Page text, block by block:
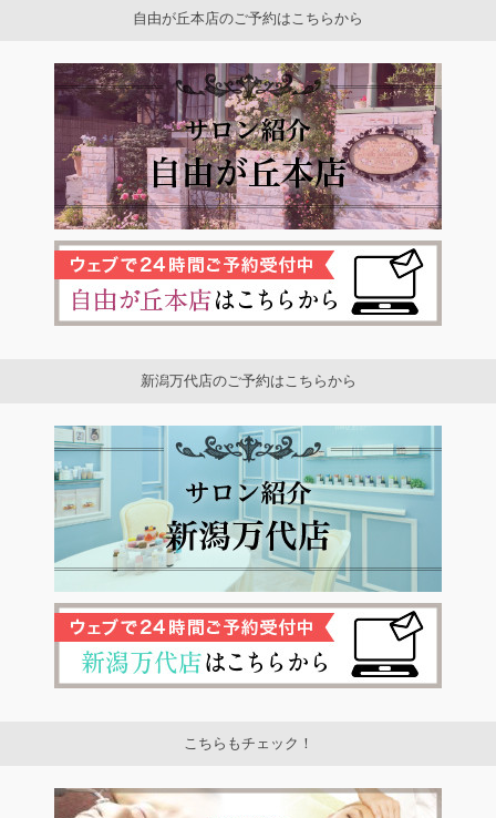
自由が丘本店のご予約はこちらから
新潟万代店のご予約はこちらから
こちらもチェック！